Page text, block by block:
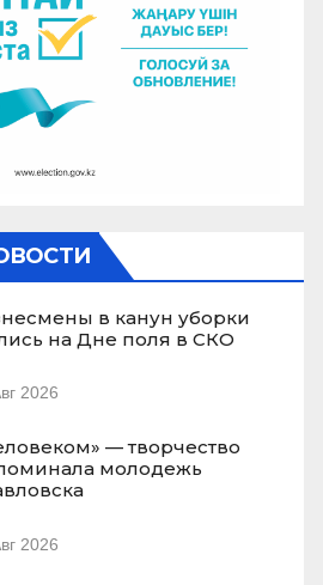
в канун уборки
на Дне поля в СКО
2026
— творчество
молодежь
2026